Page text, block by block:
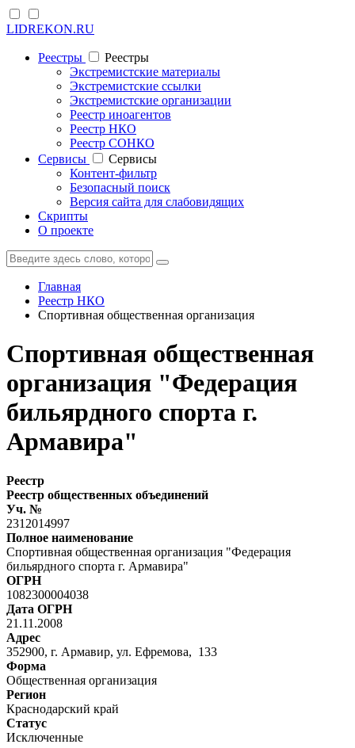
LIDREKON.RU
Реестры
Реестры
Экстремистские материалы
Экстремистские ссылки
Экстремистские организации
Реестр иноагентов
Реестр НКО
Реестр СОНКО
Cервисы
Cервисы
Контент-фильтр
Безопасный поиск
Версия сайта для слабовидящих
Скрипты
О проекте
Главная
Реестр НКО
Спортивная общественная организация
Спортивная общественная
организация "Федерация
бильярдного спорта г.
Армавира"
Реестр
Реестр общественных объединений
Уч. №
2312014997
Полное наименование
Спортивная общественная организация "Федерация
бильярдного спорта г. Армавира"
ОГРН
1082300004038
Дата ОГРН
21.11.2008
Адрес
352900, г. Армавир, ул. Ефремова, 133
Форма
Общественная организация
Регион
Краснодарский край
Статус
Исключенные